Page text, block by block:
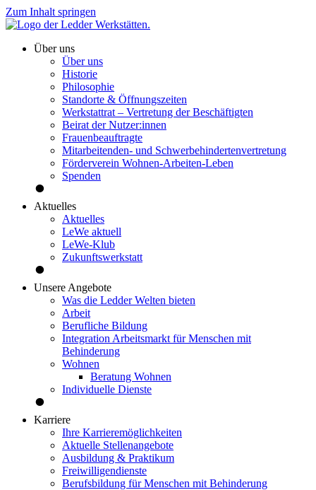
Zum Inhalt springen
Über uns
Über uns
Historie
Philosophie
Standorte & Öffnungszeiten
Werkstattrat – Vertretung der Beschäftigten
Beirat der Nutzer:innen
Frauenbeauftragte
Mitarbeitenden- und Schwerbehindertenvertretung
Förderverein Wohnen-Arbeiten-Leben
Spenden
Aktuelles
Aktuelles
LeWe aktuell
LeWe-Klub
Zukunftswerkstatt
Unsere Angebote
Was die Ledder Welten bieten
Arbeit
Berufliche Bildung
Integration Arbeitsmarkt für Menschen mit
Behinderung
Wohnen
Beratung Wohnen
Individuelle Dienste
Karriere
Ihre Karrieremöglichkeiten
Aktuelle Stellenangebote
Ausbildung & Praktikum
Freiwilligendienste
Berufsbildung für Menschen mit Behinderung